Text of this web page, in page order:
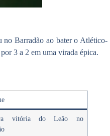
no Barradão ao bater o Atlético-
3 a 2 em uma virada épica.
vitória do Leão no